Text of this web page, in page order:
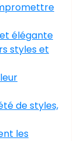
élégante
styles et
de styles,
les